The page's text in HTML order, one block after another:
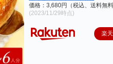
価格：3,680円（税込、送料無
(2023/11/29時点)
楽